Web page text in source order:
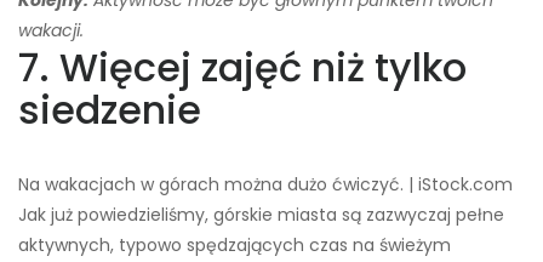
wakacji.
7. Więcej zajęć niż tylko
siedzenie
Na wakacjach w górach można dużo ćwiczyć. | iStock.com
Jak już powiedzieliśmy, górskie miasta są zazwyczaj pełne
aktywnych, typowo spędzających czas na świeżym